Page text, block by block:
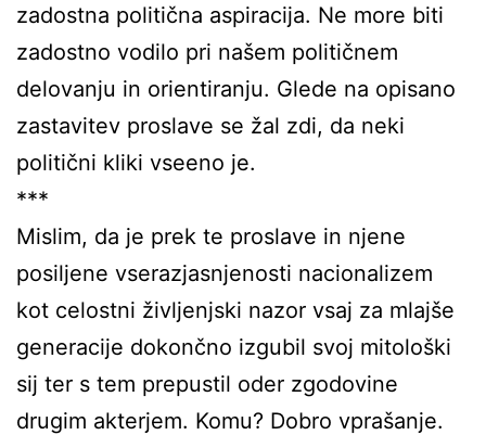
zadostna politična aspiracija. Ne more biti
zadostno vodilo pri našem političnem
delovanju in orientiranju. Glede na opisano
zastavitev proslave se žal zdi, da neki
politični kliki vseeno je.
***
Mislim, da je prek te proslave in njene
posiljene vserazjasnjenosti nacionalizem
kot celostni življenjski nazor vsaj za mlajše
generacije dokončno izgubil svoj mitološki
sij ter s tem prepustil oder zgodovine
drugim akterjem. Komu? Dobro vprašanje.